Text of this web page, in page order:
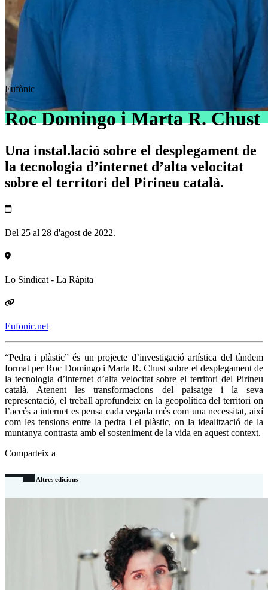
Eufònic
Roc Domingo i Marta R. Chust
Una instal.lació sobre el desplegament de
la tecnologia d’internet d’alta velocitat
sobre el territori del Pirineu català.
Del 25 al 28 d'agost de 2022.
Lo Sindicat - La Ràpita
Eufonic.net
“Pedra i plàstic” és un projecte d’investigació artística del tàndem
format per Roc Domingo i Marta R. Chust sobre el desplegament de
la tecnologia d’internet d’alta velocitat sobre el territori del Pirineu
català. Atenent les transformacions del paisatge i la seva
representació, el treball aprofundeix en la geopolítica del territori on
l’accés a internet es pensa cada vegada més com una necessitat, així
com les tensions entre la pedra i el plàstic, on la idealització de la
muntanya contrasta amb el sosteniment de la vida en aquest context.
Comparteix a
Altres edicions